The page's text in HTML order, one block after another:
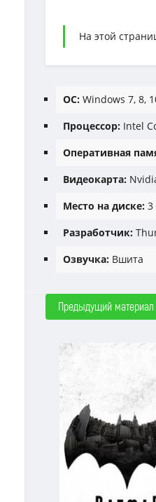
На этой
ОС: Windows 7, 8,
Процессор: Intel
Оперативная
Видеокарта:
Место на диске: 3
Разработчик:
Озвучка: Вшита
Предыдущий материал